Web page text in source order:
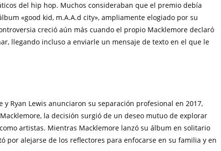
del hip hop. Muchos consideraban que el premio debía
«good kid, m.A.A.d city», ampliamente elogiado por su
creció aún más cuando el propio Macklemore declaró
llegando incluso a enviarle un mensaje de texto en el que le
Ryan Lewis anunciaron su separación profesional en 2017,
la decisión surgió de un deseo mutuo de explorar
artistas. Mientras Macklemore lanzó su álbum en solitario
por alejarse de los reflectores para enfocarse en su familia y en